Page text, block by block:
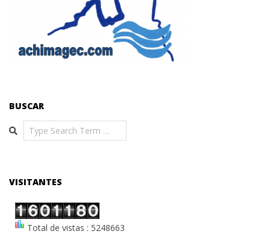
BUSCAR
Search
VISITANTES
Total de vistas : 5248663